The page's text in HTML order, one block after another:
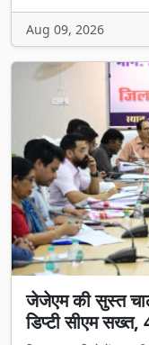
Aug 09, 2026
जेजेएम की सुस्त
डिप्टी सीएम सख्त,